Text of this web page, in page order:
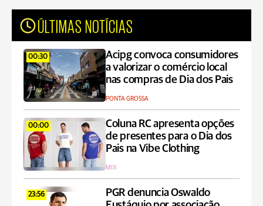
ÚLTIMAS NOTÍCIAS
00:30
Acipg convoca consumidores
a valorizar o comércio local
nas compras de Dia dos Pais
PONTA GROSSA
00:00
Coluna RC apresenta opções
de presentes para o Dia dos
Pais na Vibe Clothing
MIX
23:56
PGR denuncia Oswaldo